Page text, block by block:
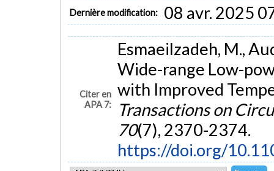
Dernière modification: 08 avr. 2025
Citer en
APA 7:
Esmaeilzadeh, M.,
Wide-range Low-
with Improved
Transactions on
70(7), 2370-2374.
https://doi.org/